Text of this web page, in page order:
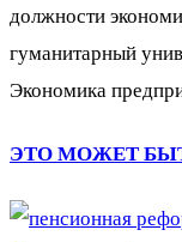
должности
гуманитарный
Экономика
ЭТО МОЖЕТ